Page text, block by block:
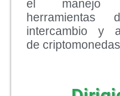
el manejo
herramientas
intercambio y
de